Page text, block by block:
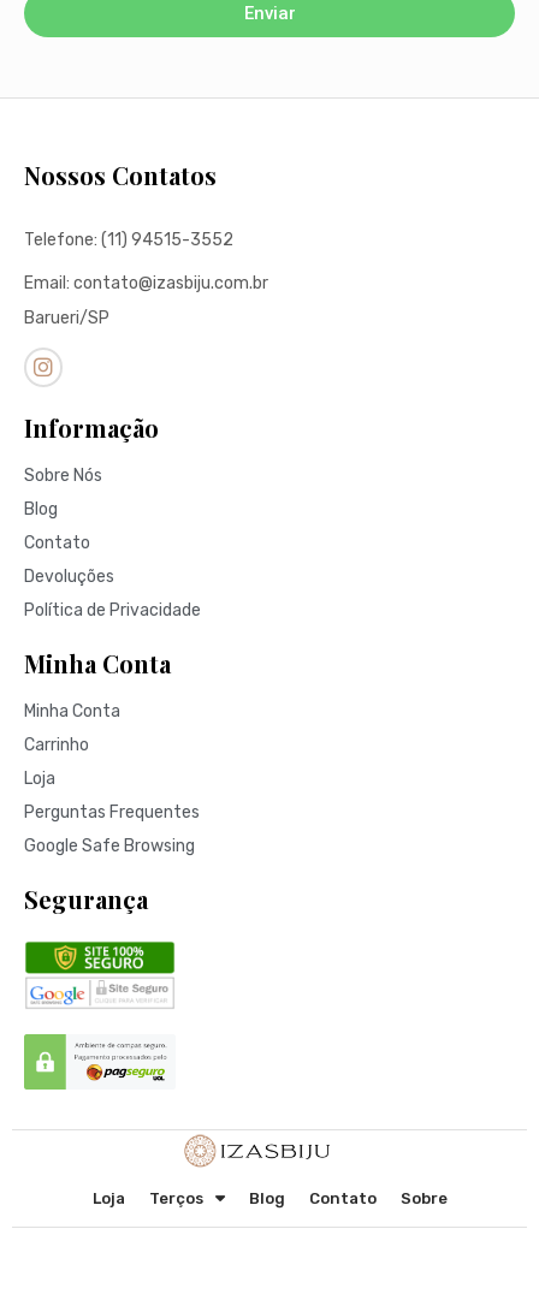
Enviar
Nossos Contatos
Telefone: (11) 94515-3552
Email: contato@izasbiju.com.br
Barueri/SP
Informação
Sobre Nós
Blog
Contato
Devoluções
Política de Privacidade
Minha Conta
Minha Conta
Carrinho
Loja
Perguntas Frequentes
Google Safe Browsing
Segurança
Loja Terços Blog Contato Sobre